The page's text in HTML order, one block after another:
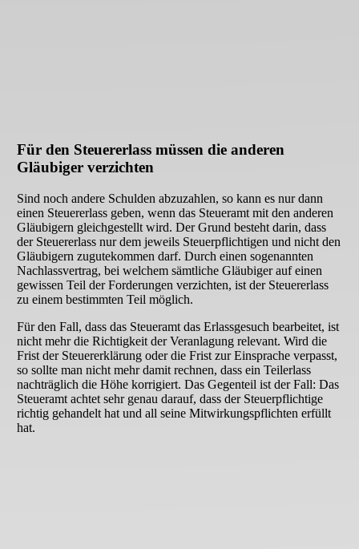
Für den Steuererlass müssen die anderen
Gläubiger verzichten
Sind noch andere Schulden abzuzahlen, so kann es nur dann
einen Steuererlass geben, wenn das Steueramt mit den anderen
Gläubigern gleichgestellt wird. Der Grund besteht darin, dass
der Steuererlass nur dem jeweils Steuerpflichtigen und nicht den
Gläubigern zugutekommen darf. Durch einen sogenannten
Nachlassvertrag, bei welchem sämtliche Gläubiger auf einen
gewissen Teil der Forderungen verzichten, ist der Steuererlass
zu einem bestimmten Teil möglich.
Für den Fall, dass das Steueramt das Erlassgesuch bearbeitet, ist
nicht mehr die Richtigkeit der Veranlagung relevant. Wird die
Frist der Steuererklärung oder die Frist zur Einsprache verpasst,
so sollte man nicht mehr damit rechnen, dass ein Teilerlass
nachträglich die Höhe korrigiert. Das Gegenteil ist der Fall: Das
Steueramt achtet sehr genau darauf, dass der Steuerpflichtige
richtig gehandelt hat und all seine Mitwirkungspflichten erfüllt
hat.